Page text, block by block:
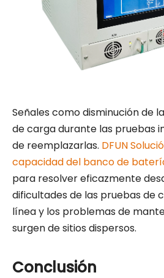
Señales como disminución de
de carga durante las pruebas
de reemplazarlas. DFUN
capacidad del banco de
para resolver eficazmente
dificultades de las pruebas de
línea y los problemas de
surgen de sitios dispersos.
Conclusión